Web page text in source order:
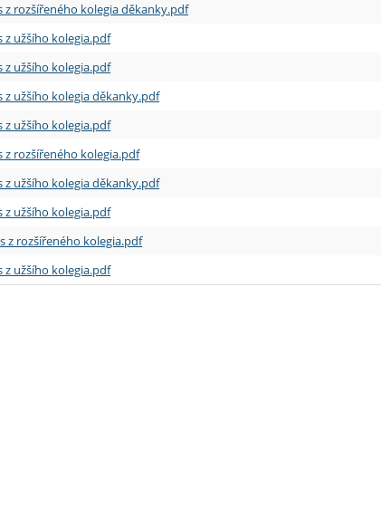
z rozšířeného kolegia děkanky.pdf
z užšího kolegia.pdf
z užšího kolegia.pdf
z užšího kolegia děkanky.pdf
z užšího kolegia.pdf
z rozšířeného kolegia.pdf
z užšího kolegia děkanky.pdf
z užšího kolegia.pdf
z rozšířeného kolegia.pdf
z užšího kolegia.pdf